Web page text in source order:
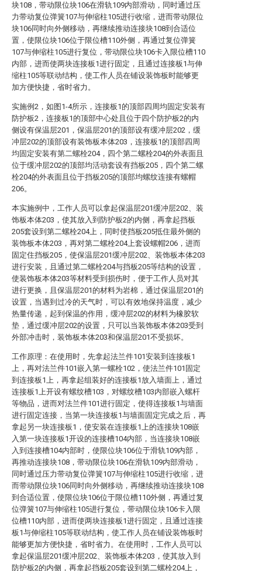
块108，带动限位块106在滑轨109内部滑动，同时通过压
力带动复位弹簧107与伸缩柱105进行收缩，进而带动限位
块106同时向外侧移动，再继续推动连接块108到合适位
置，使限位块106位于限位槽110外侧，再通过复位弹簧
107与伸缩柱105进行复位，带动限位块106卡入限位槽110
内部，进而使两块连接板1进行固定，且通过连接板1与伸
缩柱105等联动结构，使工作人员在铺设装饰板时能够更
加方便快捷，省时省力。
实施例2，如图1-4所示，连接板1的顶部四周均固定安装有
防护板2，连接板1的顶部中心处且位于四个防护板2的内
侧设有保温层201，保温层201的顶部设有缓冲层202，缓
冲层202的顶部设有装饰板本体203，连接板1的顶部四周
均固定安装有第二螺栓204，四个第二螺栓204的外表面且
位于缓冲层202的顶部均活动套设有挡板205，四个第二螺
栓204的外表面且位于挡板205的顶部均螺纹连接有螺帽
206。
本实施例中，工作人员可以拿起保温层201缓冲层202、装
饰板本体203，使其放入到防护板2的内侧，再拿起挡板
205套设到第二螺栓204上，同时使挡板205抵住最外侧的
装饰板本体203，再对第二螺栓204上套设螺帽206，进而
固定住挡板205，使保温层201缓冲层202、装饰板本体203
进行安装，且通过第二螺栓204与挡板205等结构的设置，
使装饰板本体203等材料受到损伤时，便于工作人员对其
进行更换，且保温层201的材料为岩棉，通过保温层201的
设置，当遇到过冷的天气时，可以有效地保持温度，减少
热量传递，起到保温的作用，缓冲层202的材料为橡胶软
垫，通过缓冲层202的设置，只可以当装饰板本体203受到
外部冲击时，装饰板本体203和保温层201不受损坏。
工作原理：在使用时，先拿起法兰件101安装到连接板1
上，再对法兰件101嵌入第一螺栓102，使法兰件101固定
到连接板1上，再拿起组装好的连接板1放入墙面上，通过
连接板1上开设有螺纹槽103，对螺纹槽103内部嵌入螺杆
等物品，进而对法兰件101进行固定，使得连接板1与墙面
进行固定连接，当第一块连接板1与墙面固定完成之后，再
拿起另一块连接板1，使安装在连接板1上的连接块108嵌
入第一块连接板1开设的连接槽104内部，当连接块108嵌
入到连接槽104内部时，使限位块106位于滑轨109内部，
再推动连接块108，带动限位块106在滑轨109内部滑动，
同时通过压力带动复位弹簧107与伸缩柱105进行收缩，进
而带动限位块106同时向外侧移动，再继续推动连接块108
到合适位置，使限位块106位于限位槽110外侧，再通过复
位弹簧107与伸缩柱105进行复位，带动限位块106卡入限
位槽110内部，进而使两块连接板1进行固定，且通过连接
板1与伸缩柱105等联动结构，使工作人员在铺设装饰板时
能够更加方便快捷，省时省力。在使用时，工作人员可以
拿起保温层201缓冲层202、装饰板本体203，使其放入到
防护板2的内侧，再拿起挡板205套设到第二螺栓204上，